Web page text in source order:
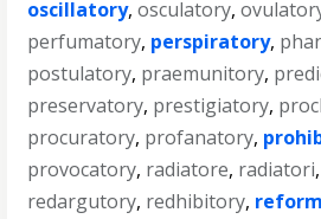
oscillatory,osculatory,
perfumatory, perspiratory,
postulatory, praemunitory,
preservatory, prestigiatory,
procuratory, profanatory,
provocatory, radiatore, radiatori,
redargutory, redhibitory,